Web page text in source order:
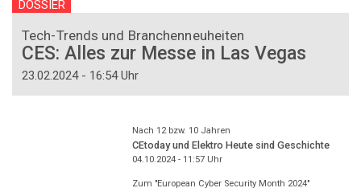
DOSSIER
Tech-Trends und Branchenneuheiten
CES: Alles zur Messe in Las Vegas
23.02.2024 - 16:54 Uhr
Nach 12 bzw. 10 Jahren
CEtoday und Elektro Heute sind Geschichte
04.10.2024 - 11:57Uhr
Zum "European Cyber Security Month 2024"